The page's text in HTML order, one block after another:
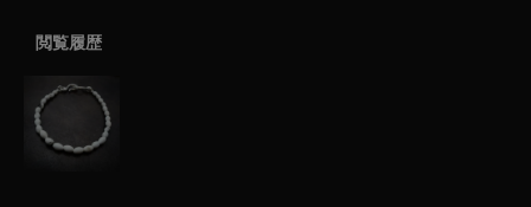
閲覧履歴